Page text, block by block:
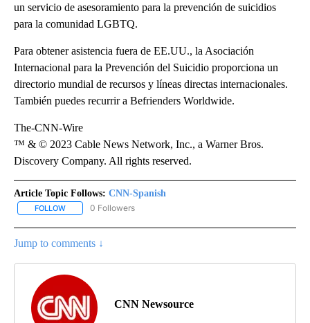
un servicio de asesoramiento para la prevención de suicidios
para la comunidad LGBTQ.
Para obtener asistencia fuera de EE.UU., la Asociación
Internacional para la Prevención del Suicidio proporciona un
directorio mundial de recursos y líneas directas internacionales.
También puedes recurrir a Befrienders Worldwide.
The-CNN-Wire
™ & © 2023 Cable News Network, Inc., a Warner Bros.
Discovery Company. All rights reserved.
Article Topic Follows: CNN-Spanish
FOLLOW FOLLOW "CNN-SPANISH" TO RECEIVE NOTIFICATIONS ABOUT
0 Followers
Jump to comments ↓
CNN Newsource